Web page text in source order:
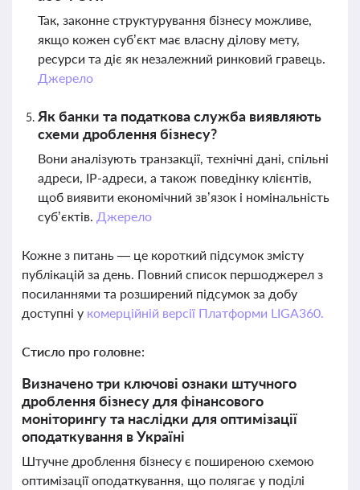
Так, законне структурування бізнесу можливе,
якщо кожен суб’єкт має власну ділову мету,
ресурси та діє як незалежний ринковий гравець.
Джерело
Як банки та податкова служба виявляють
схеми дроблення бізнесу?
Вони аналізують транзакції, технічні дані, спільні
адреси, IP-адреси, а також поведінку клієнтів,
щоб виявити економічний зв’язок і номінальність
суб’єктів. Джерело
Кожне з питань — це короткий підсумок змісту
публікацій за день. Повний список першоджерел з
посиланнями та розширений підсумок за добу
доступні у комерційній версії Платформи LIGA360.
Стисло про головне:
Визначено три ключові ознаки штучного
дроблення бізнесу для фінансового
моніторингу та наслідки для оптимізації
оподаткування в Україні
Штучне дроблення бізнесу є поширеною схемою
оптимізації оподаткування, що полягає у поділі